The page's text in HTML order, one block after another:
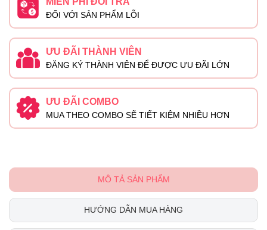
ĐỐI VỚI SẢN PHẨM LỖI
ƯU ĐÃI THÀNH VIÊN
ĐĂNG KÝ THÀNH VIÊN ĐỂ ĐƯỢC ƯU ĐÃI LỚN
ƯU ĐÃI COMBO
MUA THEO COMBO SẼ TIẾT KIỆM NHIỀU HƠN
MÔ TẢ SẢN PHẨM
HƯỚNG DẪN MUA HÀNG